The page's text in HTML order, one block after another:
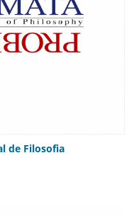
de Filosofia